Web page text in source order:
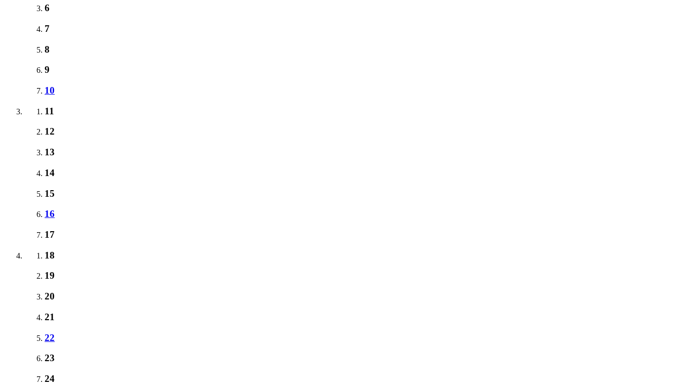
6
7
8
9
10
11
12
13
14
15
16
17
18
19
20
21
22
23
24